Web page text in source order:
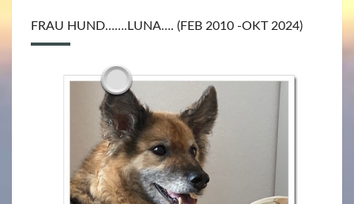
FRAU HUND…….LUNA…. (FEB 2010 -OKT 2024)